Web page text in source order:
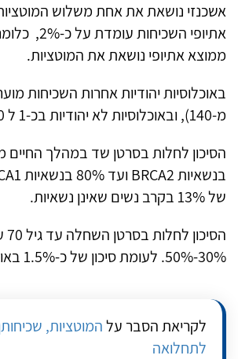
אשכנזי נושאת את אחת משלוש
ממוצא אתיופי נושאת את המוטציות.
מ-140), ובאוכלוסיות לא יהודיות בכ-1 ל 400.
בנשאיותBRCA2ועד 80% בנשאיות
של 13% בקרב נשים שאינן נשאיות.
30%-50%. לעומת סיכון של כ-1.5% באוכלוסייה הכללית.
לקריאת הסבר עלהמוטציות,
לתחלואה